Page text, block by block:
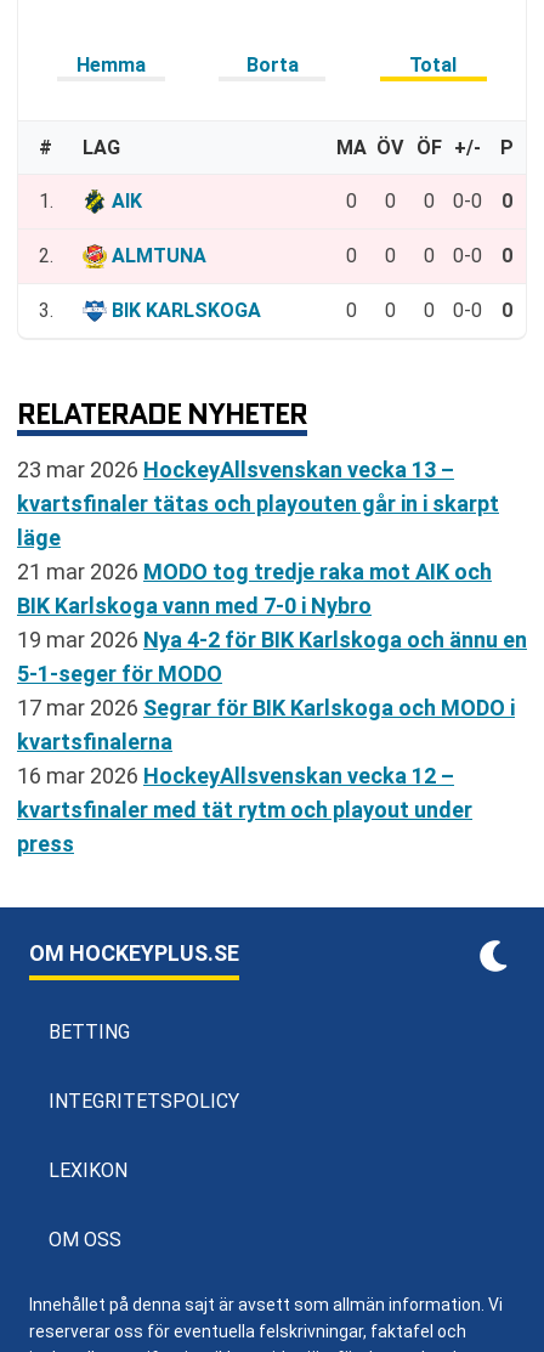
Hemma Borta Total
# LAG MA ÖV ÖF +/- P
1. AIK 0 0 0 0-0 0
2. ALMTUNA 0 0 0 0-0 0
3. BIK KARLSKOGA 0 0 0 0-0 0
RELATERADE NYHETER
23 mar 2026 HockeyAllsvenskan vecka 13 –
kvartsfinaler tätas och playouten går in i skarpt
läge
21 mar 2026 MODO tog tredje raka mot AIK och
BIK Karlskoga vann med 7-0 i Nybro
19 mar 2026 Nya 4-2 för BIK Karlskoga och ännu en
5-1-seger för MODO
17 mar 2026 Segrar för BIK Karlskoga och MODO i
kvartsfinalerna
16 mar 2026 HockeyAllsvenskan vecka 12 –
kvartsfinaler med tät rytm och playout under
press
OM HOCKEYPLUS.SE
BETTING
INTEGRITETSPOLICY
LEXIKON
OM OSS
Innehållet på denna sajt är avsett som allmän information. Vi
reserverar oss för eventuella felskrivningar, faktafel och